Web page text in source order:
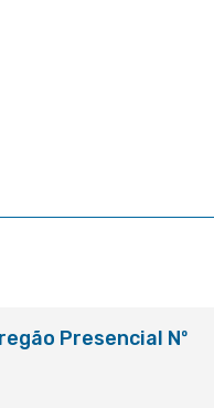
Presencial Nº